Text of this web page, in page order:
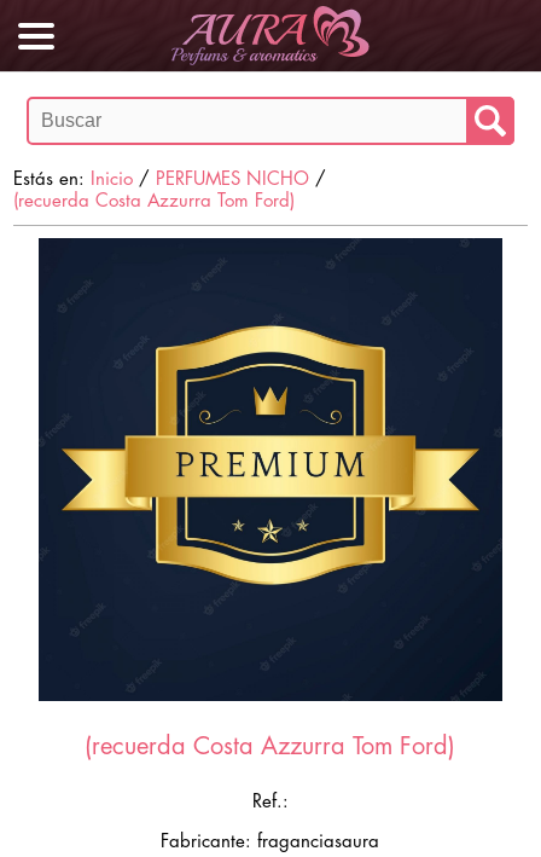
Estás en: Inicio / PERFUMES NICHO /
(recuerda Costa Azzurra Tom Ford)
(recuerda Costa Azzurra Tom Ford)
Ref.:
Fabricante: fraganciasaura